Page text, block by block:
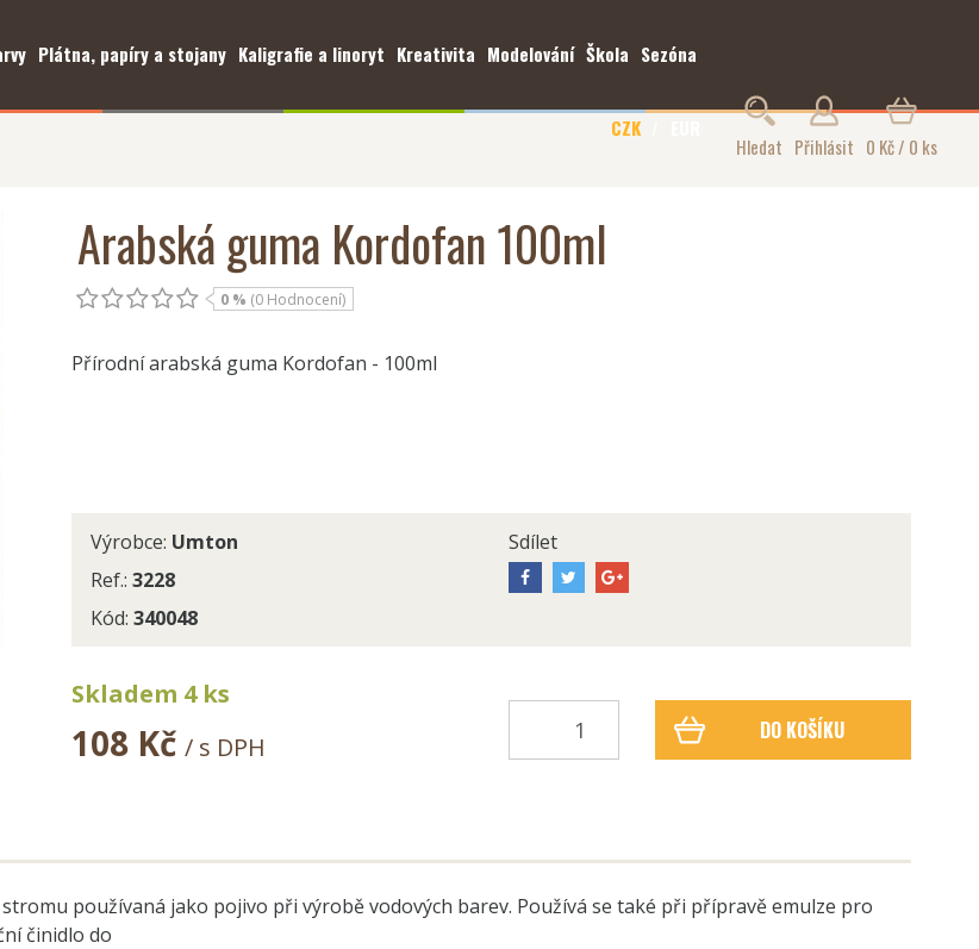
Plátna, papíry a stojany Kaligrafie a linoryt Kreativita Modelování Škola Sezóna
CZK
Hledat Přihlásit 0 Kč / 0 ks
Arabská guma Kordofan 100ml
0 % (0 Hodnocení)
Přírodní arabská guma Kordofan - 100ml
Výrobce: Umton
Ref.: 3228
Kód: 340048
Sdílet
Skladem 4 ks
108 Kč / s DPH
DO KOŠÍKU
používaná jako pojivo při výrobě vodových barev. Používá se také při přípravě emulze pro
činidlo do